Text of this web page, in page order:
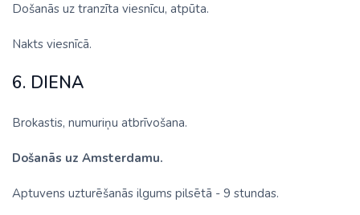
Došanās uz tranzīta viesnīcu, atpūta.
Nakts viesnīcā.
6. DIENA
Brokastis, numuriņu atbrīvošana.
Došanās uz Amsterdamu.
Aptuvens uzturēšanās ilgums pilsētā - 9 stundas.